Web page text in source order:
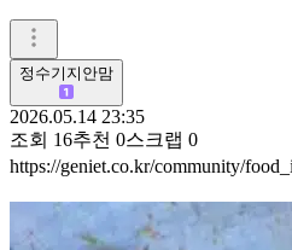
정수기지안맘
2026.05.14 23:35
조회 16추천 0스크랩 0
https://geniet.co.kr/community/